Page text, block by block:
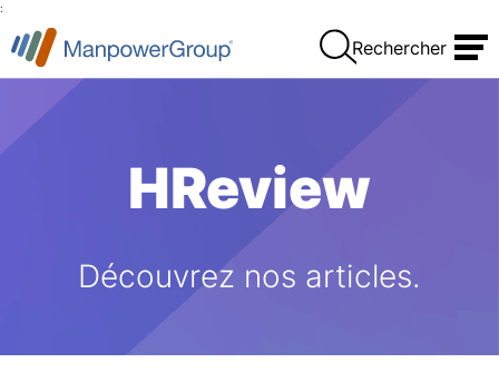
:
Rechercher
HReview
Découvrez nos articles.